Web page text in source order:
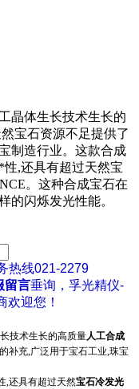
晶体生长技术生长的
宝石资源不足提供了
制造行业。这款合成
,还具有超过天然宝
。这种合成宝石在
的闪烁发光性能。
热线021-2279
留言垂询，孚光精仪-
欢迎您！
技术生长的高质量人工合成
补充,广泛用于宝石工业,珠宝
,还具有超过天然宝石冷发光